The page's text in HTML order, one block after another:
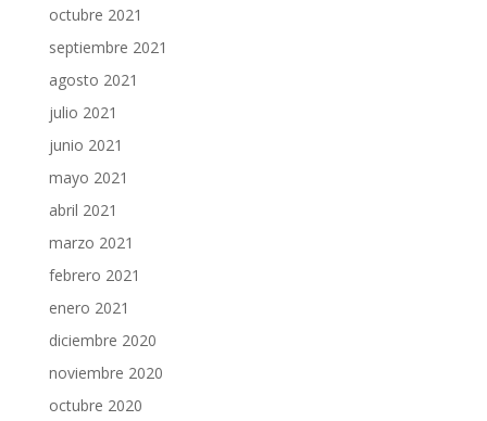
octubre 2021
septiembre 2021
agosto 2021
julio 2021
junio 2021
mayo 2021
abril 2021
marzo 2021
febrero 2021
enero 2021
diciembre 2020
noviembre 2020
octubre 2020